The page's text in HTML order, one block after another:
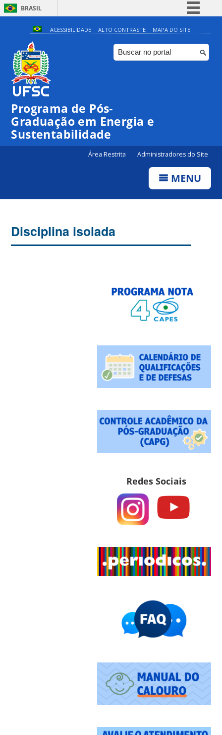
BRASIL
Simplifique!
Comunica BR
Participe
ACESSIBILIDADE ALTO CONTRASTE MAPA DO SITE
Programa de Pós-
Graduação em Energia e
Sustentabilidade
Área Restrita Administradores do Site
MENU
Disciplina isolada
Redes Sociais